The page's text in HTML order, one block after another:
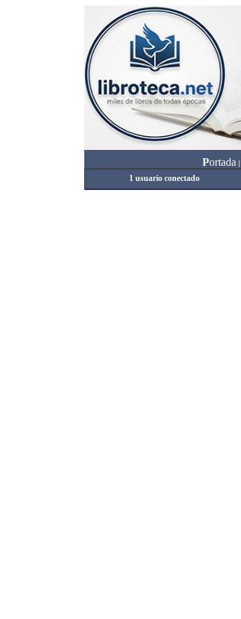
Portada
1 usuario conectado